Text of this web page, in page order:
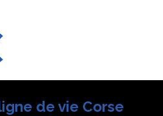
de vie Corse